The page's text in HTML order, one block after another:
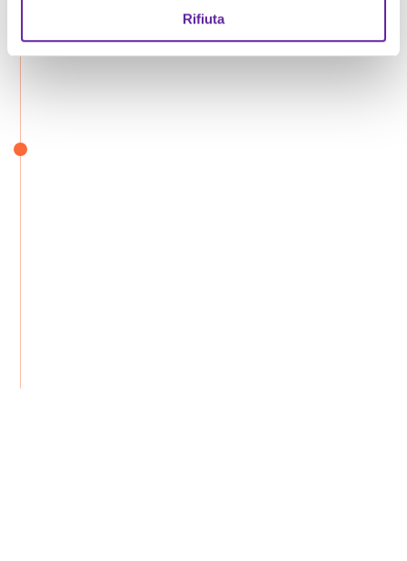
Rifiuta